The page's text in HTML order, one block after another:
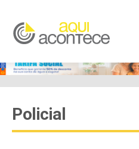
Policial